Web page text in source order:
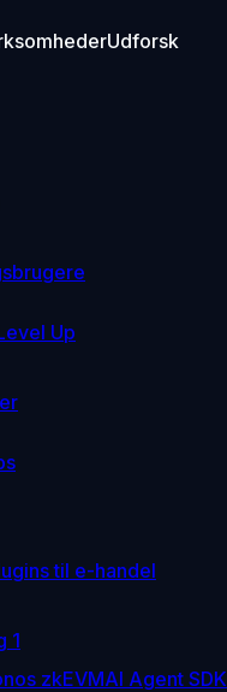
Udforsk
Up
til e-handel
1
zkEVMAI Agent SDK